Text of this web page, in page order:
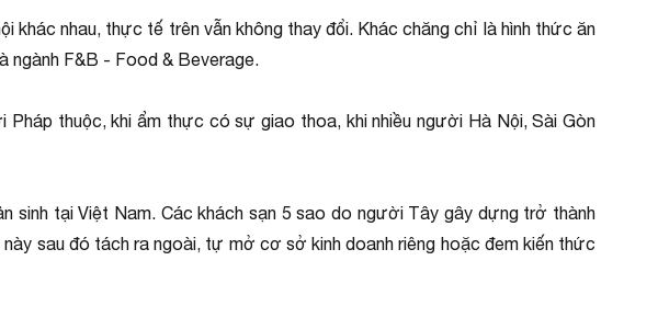
khác nhau, thực tế trên vẫn không thay đổi. Khác chăng chỉ là hình thức ăn
ngành F&B - Food & Beverage.
thuộc, khi ẩm thực có sự giao thoa, khi nhiều người Hà Nội, Sài Gòn
sinh tại Việt Nam. Các khách sạn 5 sao do người Tây gây dựng trở thành
sau đó tách ra ngoài, tự mở cơ sở kinh doanh riêng hoặc đem kiến thức